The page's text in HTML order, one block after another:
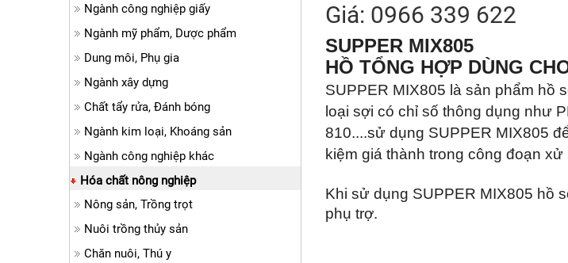
Giá: 0966 339 622
SUPPER MIX805
HỒ TỔNG HỢP DÙNG
SUPPER MIX805 là sản phẩm hồ
loại sợi có chỉ số thông dụng như
810....sử dụng SUPPER MIX805
kiệm giá thành trong công đoạn
Khi sử dụng SUPPER MIX805 hồ
phụ trợ.
Ngành công nghiệp giấy
Ngành mỹ phẩm, Dược phẩm
Dung môi, Phụ gia
Ngành xây dựng
Chất tẩy rửa, Đánh bóng
Ngành kim loại, Khoáng sản
Ngành công nghiệp khác
Hóa chất nông nghiệp
Nông sản, Trồng trọt
Nuôi trồng thủy sản
Chăn nuôi, Thú y